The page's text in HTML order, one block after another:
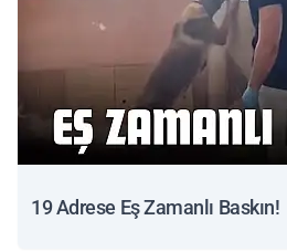
19 Adrese Eş Zamanlı Baskın!